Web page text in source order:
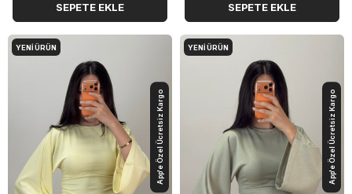
SEPETE EKLE SEPETE EKLE
YENI ÜRÜN
App'e Özel Ücretsiz Kargo
YENI ÜRÜN
App'e Özel Ücretsiz Kargo